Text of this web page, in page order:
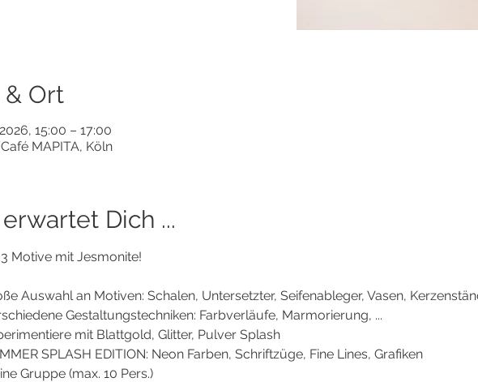
Ort
15:00 – 17:00
MAPITA, Köln
erwartet Dich ...
Motive mit Jesmonite!
Auswahl an Motiven: Schalen, Untersetzter, Seifenableger, Vasen,
Gestaltungstechniken: Farbverläufe, Marmorierung, ...
mit Blattgold, Glitter, Pulver Splash
SPLASH EDITION: Neon Farben, Schriftzüge, Fine Lines, Grafiken
Gruppe (max. 10 Pers.)